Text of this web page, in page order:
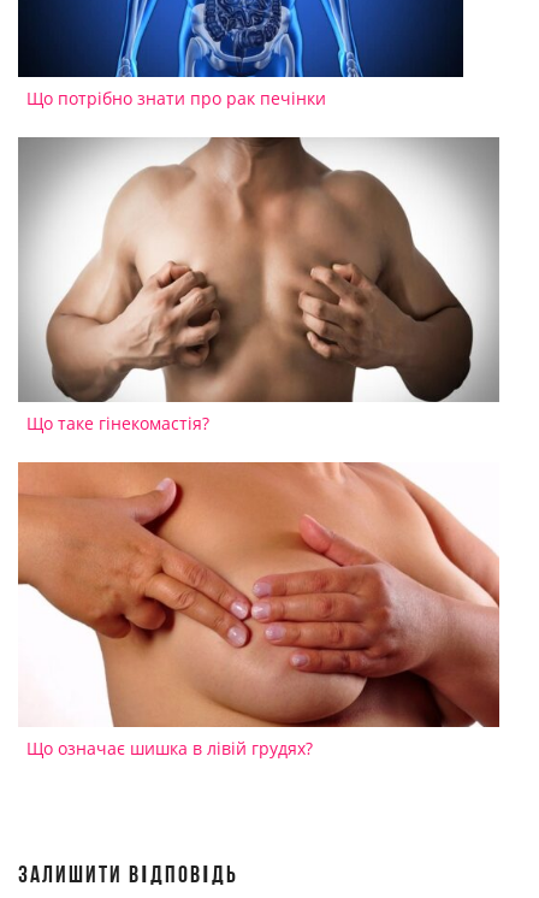
Що потрібно знати про рак печінки
Що таке гінекомастія?
Що означає шишка в лівій грудях?
ЗАЛИШИТИ ВІДПОВІДЬ